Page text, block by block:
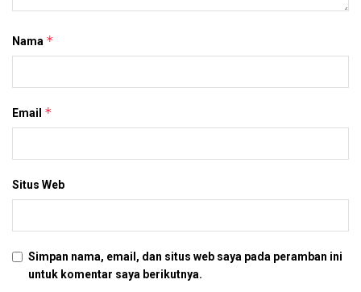
Nama *
Email *
Situs Web
Simpan nama, email, dan situs web saya pada peramban ini
untuk komentar saya berikutnya.